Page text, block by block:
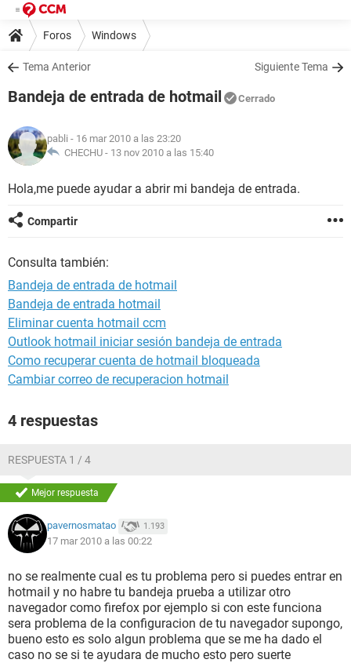
Foros Windows
Tema Anterior Siguiente Tema
Bandeja de entrada de hotmail Cerrado
pabli - 16 mar 2010 a las 23:20
CHECHU - 13 nov 2010 a las 15:40
Hola,me puede ayudar a abrir mi bandeja de entrada.
Compartir
Consulta también:
Bandeja de entrada de hotmail
Bandeja de entrada hotmail
Eliminar cuenta hotmail ccm
Outlook hotmail iniciar sesión bandeja de entrada
Como recuperar cuenta de hotmail bloqueada
Cambiar correo de recuperacion hotmail
4 respuestas
RESPUESTA 1 / 4
Mejor respuesta
pavernosmatao 1.193
17 mar 2010 a las 00:22
no se realmente cual es tu problema pero si puedes entrar en
hotmail y no habre tu bandeja prueba a utilizar otro
navegador como firefox por ejemplo si con este funciona
sera problema de la configuracion de tu navegador supongo,
bueno esto es solo algun problema que se me ha dado el
caso no se si te ayudara de mucho esto pero suerte